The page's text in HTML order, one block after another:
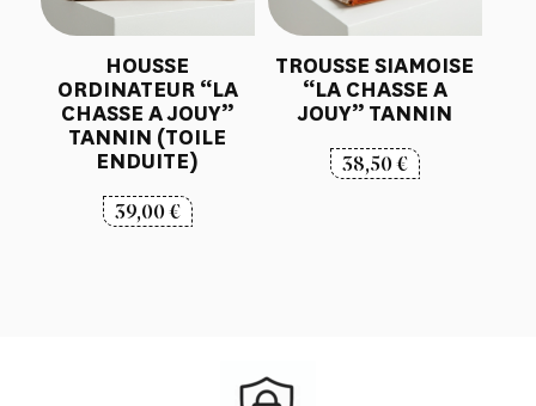
HOUSSE
ORDINATEUR “LA
CHASSE A JOUY”
TANNIN (TOILE
ENDUITE)
39,00€
TROUSSE SIAMOISE
“LA CHASSE A
JOUY” TANNIN
38,50€